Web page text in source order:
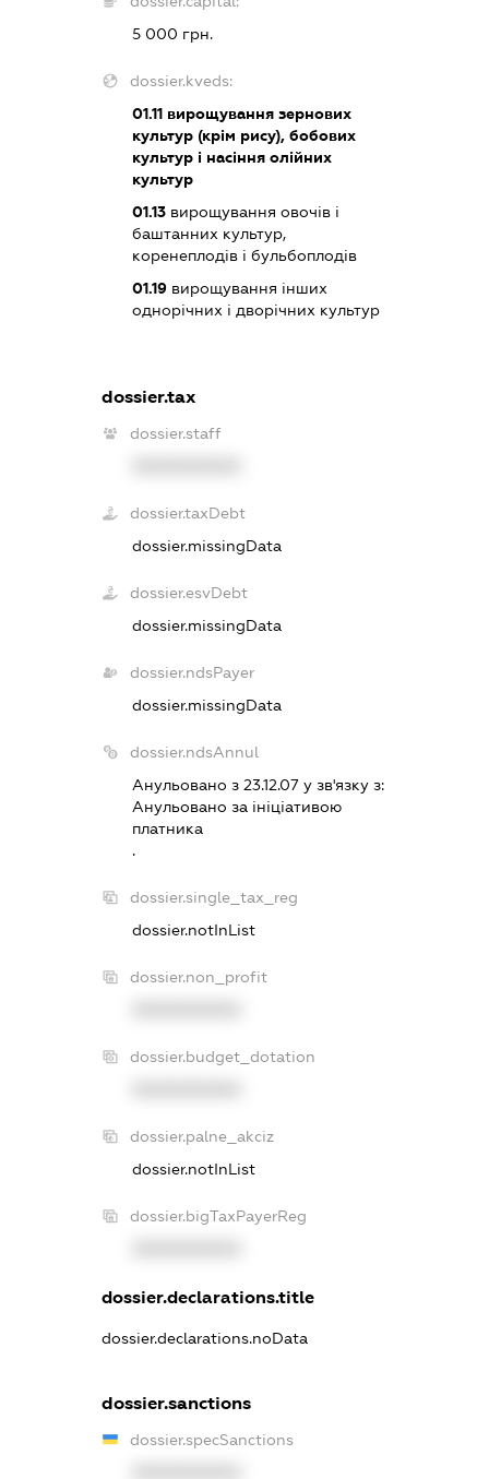
5 000 грн.
dossier.kveds:
01.11вирощування зернових
культур (крім рису), бобових
культур і насіння олійних
культур
01.13вирощування овочів і
баштанних культур,
коренеплодів і бульбоплодів
01.19вирощування інших
однорічних і дворічних культур
dossier.tax
dossier.staff
dossier.taxDebt
dossier.missingData
dossier.esvDebt
dossier.missingData
dossier.ndsPayer
dossier.missingData
dossier.ndsAnnul
Анульовано з 23.12.07 у зв'язку з:
Анульовано за iнiцiативою
платника
.
dossier.single_tax_reg
dossier.notInList
dossier.non_profit
dossier.budget_dotation
dossier.palne_akciz
dossier.notInList
dossier.bigTaxPayerReg
dossier.declarations.title
dossier.declarations.noData
dossier.sanctions
dossier.specSanctions